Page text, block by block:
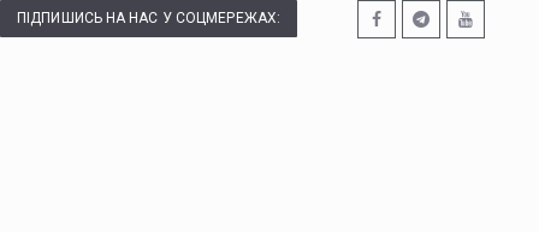
ПІДПИШИСЬ НА НАС У СОЦМЕРЕЖАХ: